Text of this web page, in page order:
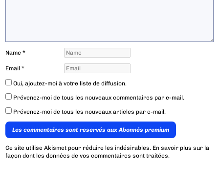
Name*
Email*
Oui, ajoutez-moi à votre liste de diffusion.
Prévenez-moi de tous les nouveaux commentaires par e-mail.
Prévenez-moi de tous les nouveaux articles par e-mail.
Les commentaires sont reservés aux Abonnés premium
Ce site utilise Akismet pour réduire les indésirables. En savoir plus sur la
façon dont les données de vos commentaires sont traitées.